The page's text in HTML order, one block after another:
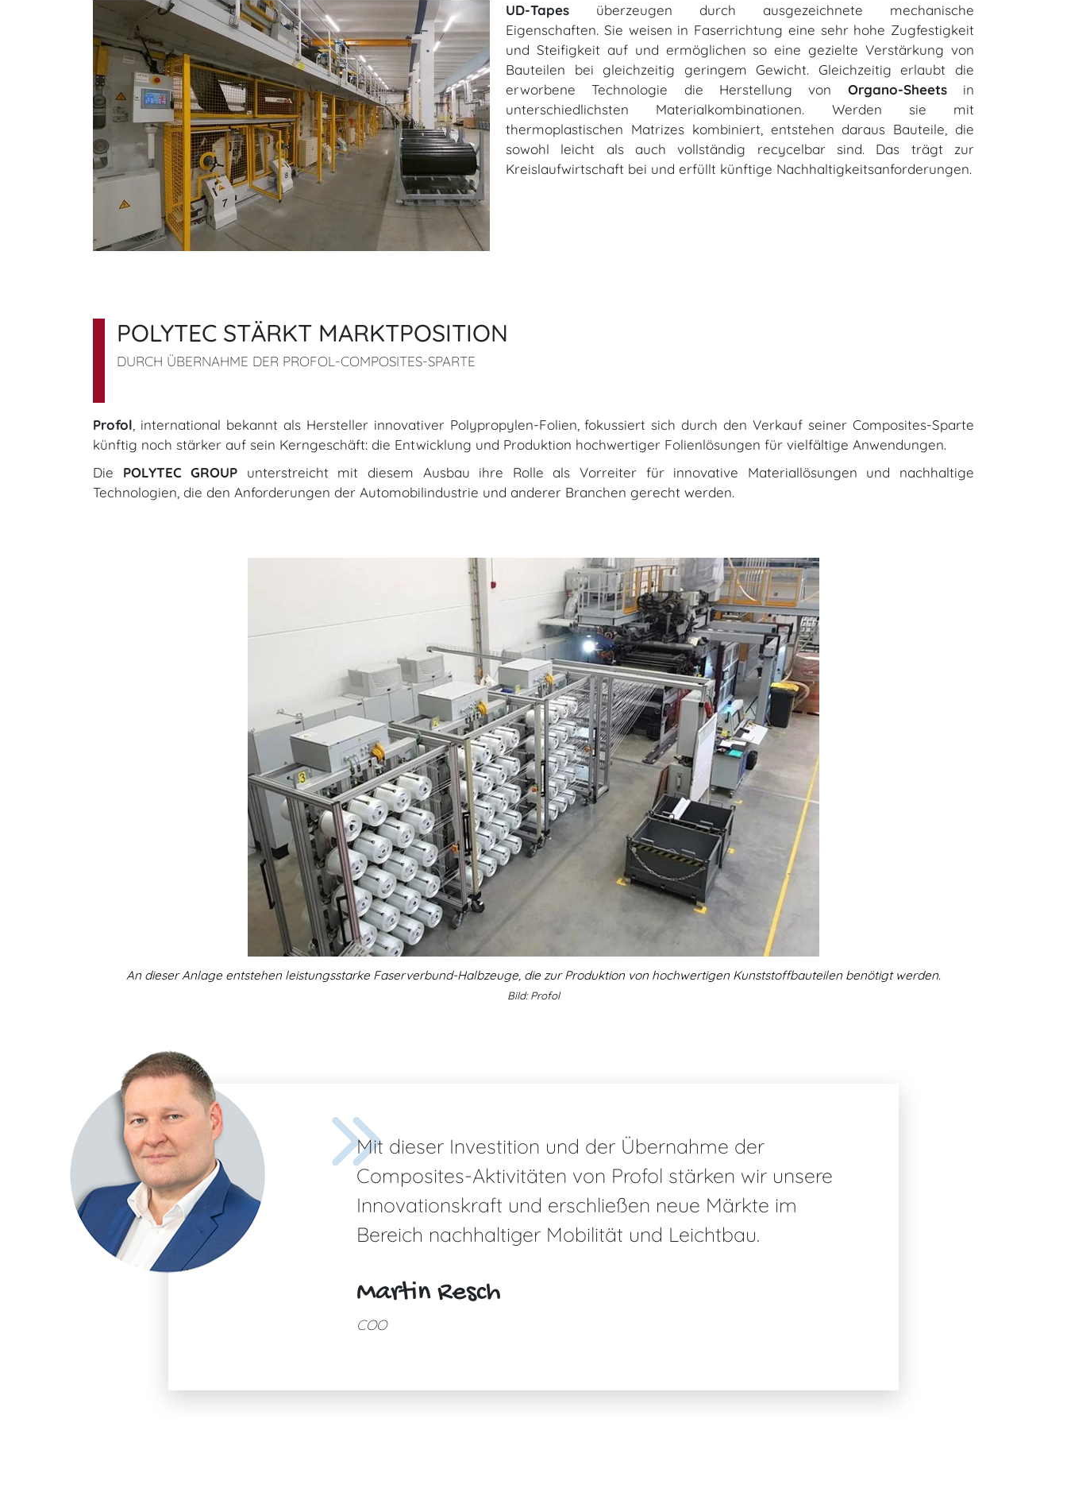
UD-Tapes überzeugen durch ausgezeichnete mechanische
Eigenschaften. Sie weisen in Faserrichtung eine sehr hohe Zugfestigkeit
und Steifigkeit auf und ermöglichen so eine gezielte Verstärkung von
Bauteilen bei gleichzeitig geringem Gewicht. Gleichzeitig erlaubt die
erworbene Technologie die Herstellung von Organo-Sheetsin
unterschiedlichsten Materialkombinationen. Werden sie mit
thermoplastischen Matrizes kombiniert, entstehen daraus Bauteile, die
sowohl leicht als auch vollständig recycelbar sind. Das trägt zur
Kreislaufwirtschaft bei und erfüllt künftige Nachhaltigkeitsanforderungen.
POLYTEC STÄRKT MARKTPOSITION
DURCH ÜBERNAHME DER PROFOL-COMPOSITES-SPARTE
Profol , international bekannt als Hersteller innovativer Polypropylen-Folien, fokussiert sich durch den Verkauf seiner Composites-Sparte
künftig noch stärker auf sein Kerngeschäft: die Entwicklung und Produktion hochwertiger Folienlösungen für vielfältige Anwendungen.
Die POLYTEC GROUP unterstreicht mit diesem Ausbau ihre Rolle als Vorreiter für innovative Materiallösungen und nachhaltige
Technologien, die den Anforderungen der Automobilindustrie und anderer Branchen gerecht werden.
An dieser Anlage entstehen leistungsstarke Faserverbund-Halbzeuge, die zur Produktion von hochwertigen Kunststoffbauteilen benötigt werden.
Bild: Profol
Mit dieser Investition und der Übernahme der
Composites-Aktivitäten von Profol stärken wir unsere
Innovationskraft und erschließen neue Märkte im
Bereich nachhaltiger Mobilität und Leichtbau.
Martin Resch
COO